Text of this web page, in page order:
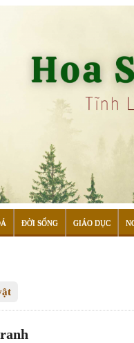
ĐỜI SỐNG GIÁO DỤC